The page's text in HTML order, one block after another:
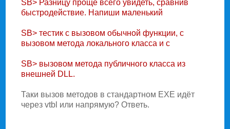
SB> Разницу проще всего увидеть, сравнив
быстродействие. Hапиши маленький
SB> тестик с вызовом обычной функции, с
вызовом метода локального класса и с
SB> вызовом метода публичного класса из
внешней DLL.
Таки вызов методов в стандартном EXE идёт
через vtbl или напрямую? Ответь.